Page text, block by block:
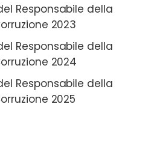
Responsabile della
2023
Responsabile della
2024
Responsabile della
2025